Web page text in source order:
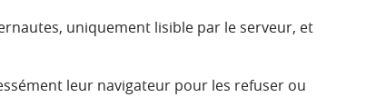
uniquement lisible par le serveur, et
leur navigateur pour les refuser ou